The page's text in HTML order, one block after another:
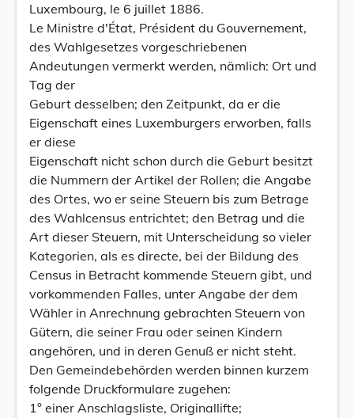
Luxembourg, le 6 juillet 1886.
Le Ministre d'État, Président du Gouvernement,
des Wahlgesetzes vorgeschriebenen
Andeutungen vermerkt werden, nämlich: Ort und
Tag der
Geburt desselben; den Zeitpunkt, da er die
Eigenschaft eines Luxemburgers erworben, falls
er diese
Eigenschaft nicht schon durch die Geburt besitzt
die Nummern der Artikel der Rollen; die Angabe
des Ortes, wo er seine Steuern bis zum Betrage
des Wahlcensus entrichtet; den Betrag und die
Art dieser Steuern, mit Unterscheidung so vieler
Kategorien, als es directe, bei der Bildung des
Census in Betracht kommende Steuern gibt, und
vorkommenden Falles, unter Angabe der dem
Wähler in Anrechnung gebrachten Steuern von
Gütern, die seiner Frau oder seinen Kindern
angehören, und in deren Genuß er nicht steht.
Den Gemeindebehörden werden binnen kurzem
folgende Druckformulare zugehen:
1° einer Anschlagsliste, Originallifte;